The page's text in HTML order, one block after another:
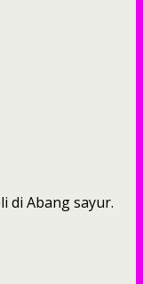
di Abang sayur.